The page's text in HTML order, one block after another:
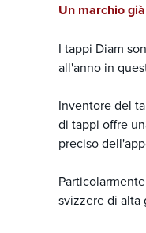
Un marchio
I tappi Diam
all'anno in
Inventore del
di tappi offre
preciso
svizzere di alta